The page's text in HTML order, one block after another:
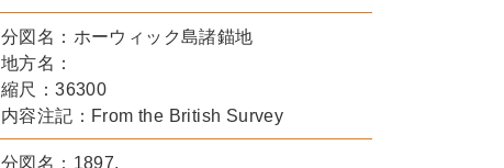
分図名：ホーウィック島諸錨地
地方名：
縮尺：36300
内容注記：From the British Survey
分図名：1897.